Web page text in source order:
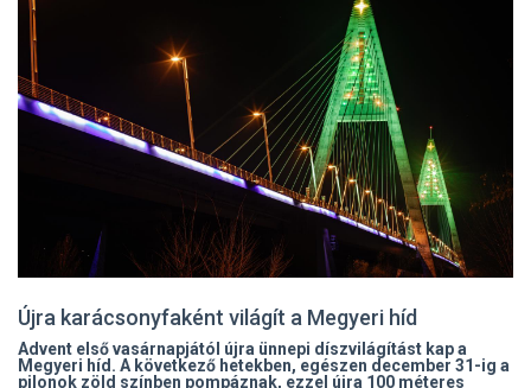
Újra karácsonyfaként világít a Megyeri híd
Advent első vasárnapjától újra ünnepi díszvilágítást kap a
Megyeri híd. A következő hetekben, egészen december 31-ig a
pilonok zöld színben pompáznak, ezzel újra 100 méteres